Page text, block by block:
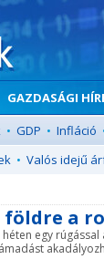
GAZDASÁGI
• GDP • Infláció
• Valós idejű
a
egy